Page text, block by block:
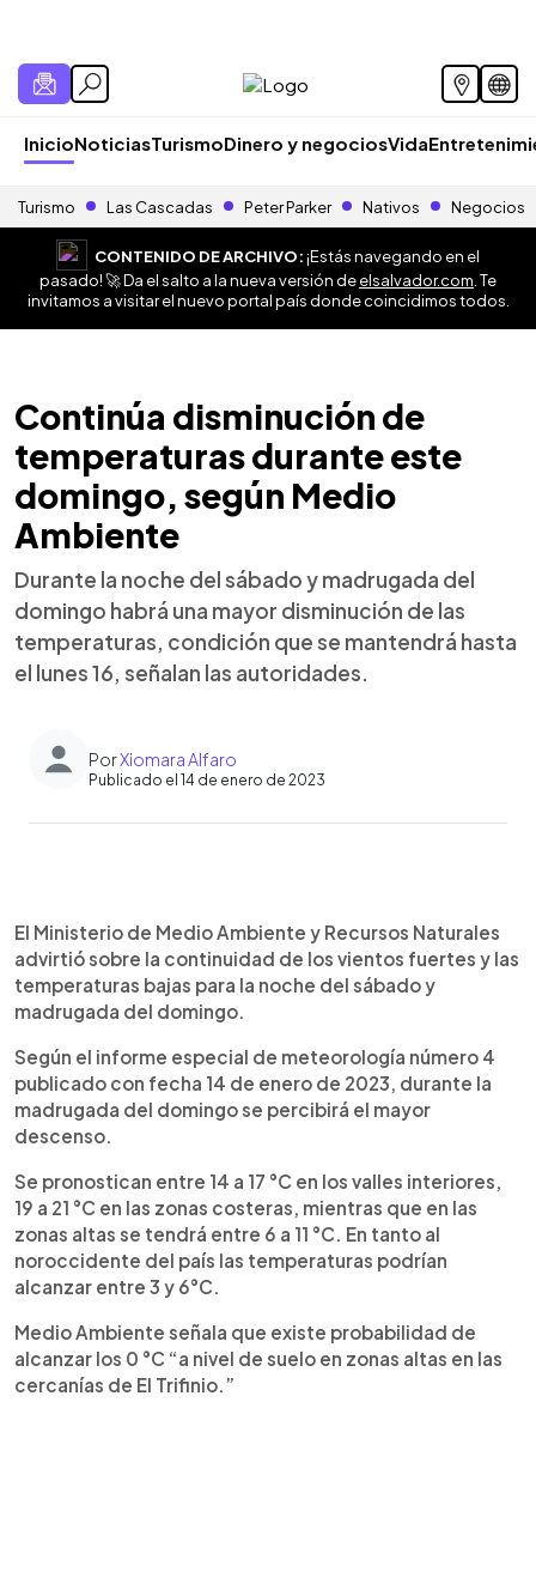
InicioNoticiasTurismoDinero y negociosVida
Turismo Las Cascadas Peter Parker Nativos Negocios
CONTENIDO DE ARCHIVO:¡Estás navegando en el
pasado! 🚀 Da el salto a la nueva versión deelsalvador.com . Te
invitamos a visitar el nuevo portal país donde coincidimos todos.
Continúa disminución de
temperaturas durante este
domingo, según Medio
Ambiente
Durante la noche del sábado y madrugada del
domingo habrá una mayor disminución de las
temperaturas, condición que se mantendrá hasta
el lunes 16, señalan las autoridades.
PorXiomara Alfaro
Publicado el 14 de enero de 2023
► Escuchar artículo
El Ministerio de Medio Ambiente y Recursos Naturales
advirtió sobre la continuidad de los vientos fuertes y las
temperaturas bajas para la noche del sábado y
madrugada del domingo.
Según el informe especial de meteorología número 4
publicado con fecha 14 de enero de 2023, durante la
madrugada del domingo se percibirá el mayor
descenso.
Se pronostican entre 14 a 17 °C en los valles interiores,
19 a 21 °C en las zonas costeras, mientras que en las
zonas altas se tendrá entre 6 a 11 °C. En tanto al
noroccidente del país las temperaturas podrían
alcanzar entre 3 y 6°C.
Medio Ambiente señala que existe probabilidad de
alcanzar los 0 °C “a nivel de suelo en zonas altas en las
cercanías de El Trifinio.”